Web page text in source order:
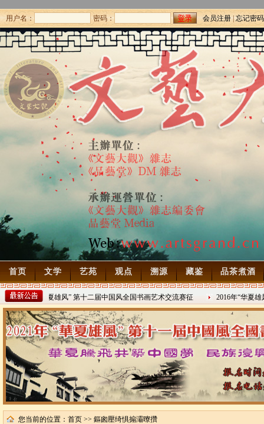
用户名： 密码： 会员注册|忘记密码
首页 文学 艺苑 观点 溯源 藏鉴 品茶煮酒
2022年“华夏雄风” 第十二届中国风全国书画艺术交流赛征
稿2021/8/15
2016年“华夏雄
2016/8/27
您当前的位置： 首页 >> 鏂囪壓绮惧搧灞曢攢